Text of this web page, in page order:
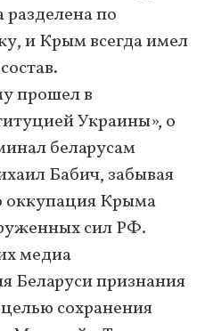
разделена по
и Крым всегда имел
прошел в
Украины», о
беларусам
Бабич, забывая
оккупация Крыма
сил РФ.
медиа
Беларуси признания
сохранения